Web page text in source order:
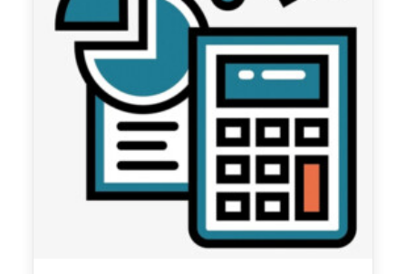
de garantir quel’IA est sollicité
efficacement au travers de questions
correctement formulées et qu'il répond
avec pertinence et clarté pour le
bénéfice de tous.
Pour en savoir plus sur les sujets
abordés dans cet article,n'hésitez pas à